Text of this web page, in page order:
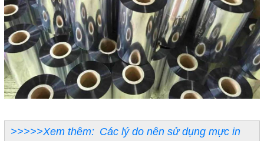
>>>>>Xem thêm: Các lý do nên sử dụng mực in